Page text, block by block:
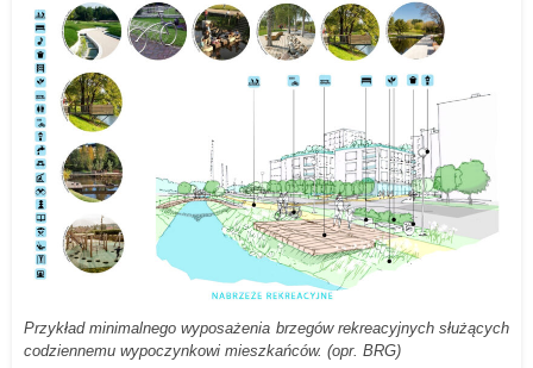
Przykład minimalnego wyposażenia brzegów rekreacyjnych służących
codziennemu wypoczynkowi mieszkańców. (opr. BRG)